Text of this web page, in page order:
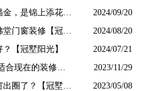
金，是锦上添花
2024/09/20
门窗装修【冠墅
2024/08/20
【冠墅阳光】 2024/07/21
现在的装修吗?
2023/11/29
圈了？【冠墅阳
2023/05/08